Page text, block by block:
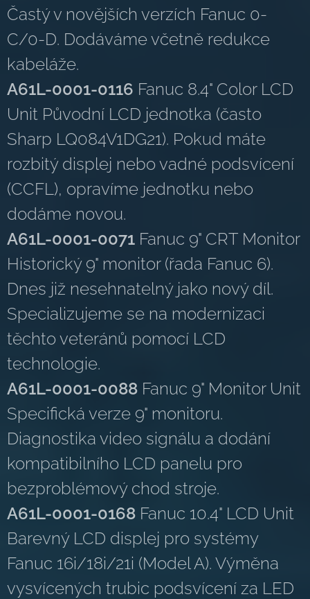
Častý v novějších verzích Fanuc 0-
C/0-D. Dodáváme včetně redukce
kabeláže.
A61L-0001-0116 Fanuc 8.4" Color LCD
Unit Původní LCD jednotka (často
Sharp LQ084V1DG21). Pokud máte
rozbitý displej nebo vadné podsvícení
(CCFL), opravíme jednotku nebo
dodáme novou.
A61L-0001-0071 Fanuc 9" CRT Monitor
Historický 9" monitor (řada Fanuc 6).
Dnes již nesehnatelný jako nový díl.
Specializujeme se na modernizaci
těchto veteránů pomocí LCD
technologie.
A61L-0001-0088 Fanuc 9" Monitor Unit
Specifická verze 9" monitoru.
Diagnostika video signálu a dodání
kompatibilního LCD panelu pro
bezproblémový chod stroje.
A61L-0001-0168 Fanuc 10.4" LCD Unit
Barevný LCD displej pro systémy
Fanuc 16i/18i/21i (Model A). Výměna
vysvícených trubic podsvícení za LED